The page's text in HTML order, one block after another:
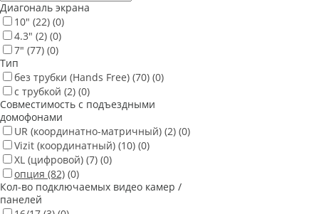
Диагональ экрана
10" (22) (0)
4.3" (2) (0)
7" (77) (0)
Тип
без трубки (Hands Free) (70) (0)
с трубкой (2) (0)
Совместимость с подъездными
домофонами
UR (координатно-матричный) (2) (0)
Vizit (координатный) (10) (0)
XL (цифровой) (7) (0)
опция (82) (0)
Кол-во подключаемых видео камер /
панелей